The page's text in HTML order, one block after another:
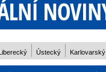
Ústecký Karlovarský